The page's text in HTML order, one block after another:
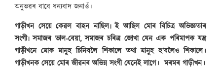
অনুভৱৰ বাবে ধন্যবাদ জনাওঁ।
গাড়ীখন সেয়ে কেৱল বাহন নাছিল৷ ই আছিল মোৰ বিচিত্ৰ অভিজ্ঞতাৰ
সংগী৷ সমাজৰ ভাল-বেয়া, সমাজৰ চৰিত্ৰ জোখা যেন এক পৰিমাপক যন্ত্ৰ
গাড়ীখনে মোক মানুহ চিনিবলৈ শিকালে তথা মানুহ হ’বলৈও শিকালে।
গাড়ীখনক সেয়ে মোৰ জীৱনৰ অভিন্ন সংগী যেনেই লাগে। মৰমৰ গাড়ীখন।